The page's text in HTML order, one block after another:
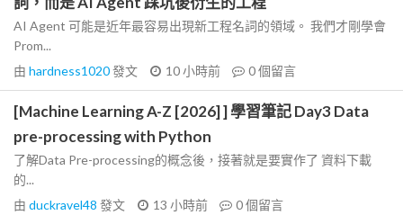
AI Agent 可能是近年最容易出現新工程名詞的領域。 我們才剛學會
Prom...
由 hardness1020發文 10 小時前 0個留言
[Machine Learning A-Z [2026] ] 學習筆記 Day3 Data
pre-processing with Python
了解Data Pre-processing的概念後，接著就是要實作了 資料下載
的...
由 duckravel48 發文 13 小時前 0個留言